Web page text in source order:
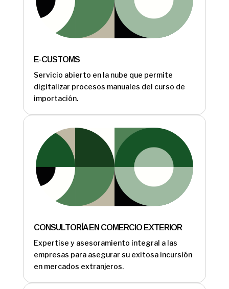
E-CUSTOMS
Servicio abierto en la nube que permite
digitalizar procesos manuales del curso de
importación.
CONSULTORÍA EN COMERCIO EXTERIOR
Expertise y asesoramiento integral a las
empresas para asegurar su exitosa incursión
en mercados extranjeros.